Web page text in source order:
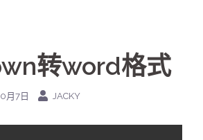
转word格式
月7日 JACKY